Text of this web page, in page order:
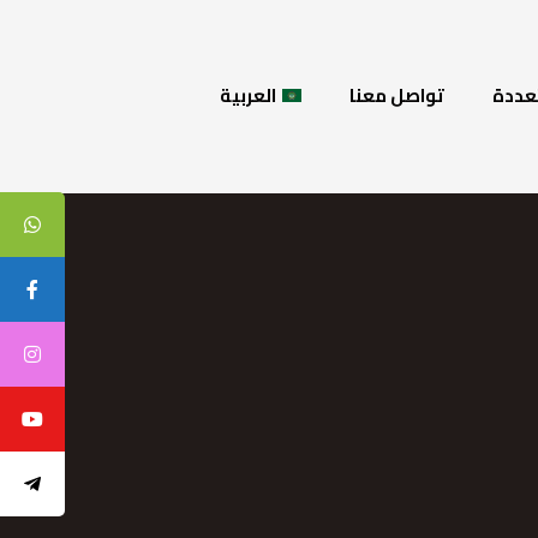
تواصل معنا العربية